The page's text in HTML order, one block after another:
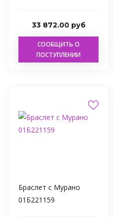
33 872.00 руб
СООБЩИТЬ О
ПОСТУПЛЕНИИ
Браслет с Мурано
01Б221159